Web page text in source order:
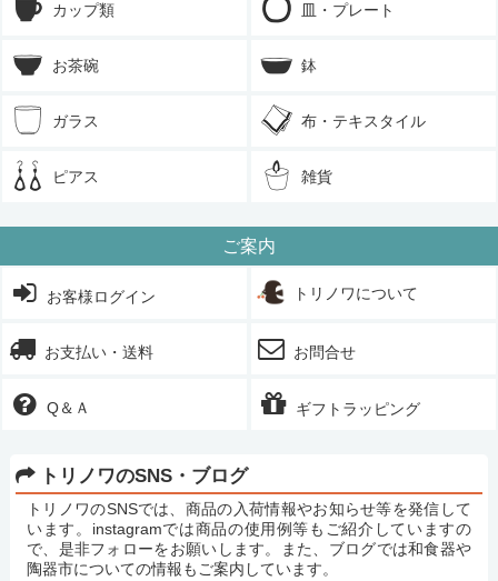
カップ類 皿・プレート
お茶碗 鉢
ガラス 布・テキスタイル
ピアス 雑貨
ご案内
お客様ログイン トリノワについて
お支払い・送料 お問合せ
Q＆Ａ ギフトラッピング
トリノワのSNS・ブログ
トリノワのSNSでは、商品の入荷情報やお知らせ等を発信して
います。instagramでは商品の使用例等もご紹介していますの
で、是非フォローをお願いします。また、ブログでは和食器や
陶器市についての情報もご案内しています。